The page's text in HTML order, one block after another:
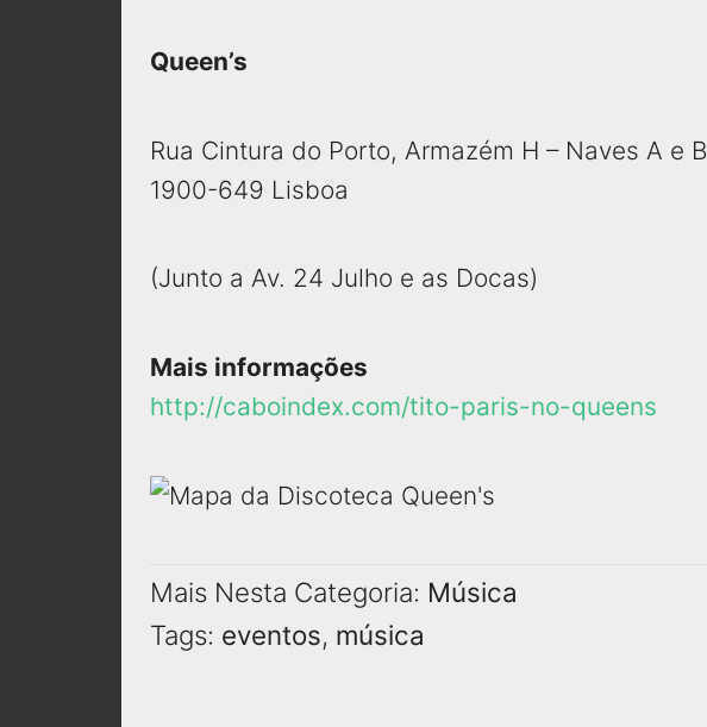
Queen’s
Rua Cintura do Porto, Armazém H – Naves A e B
1900-649 Lisboa
(Junto a Av. 24 Julho e as Docas)
Mais informações
http://caboindex.com/tito-paris-no-queens
Mais Nesta Categoria: Música
Tags: eventos, música